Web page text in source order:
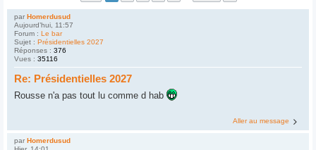
par Homerdusud
Aujourd’hui, 11:57
Forum : Le bar
Sujet : Présidentielles 2027
Réponses : 376
Vues : 35116
Re: Présidentielles 2027
Rousse n'a pas tout lu comme d hab
Aller au message
par Homerdusud